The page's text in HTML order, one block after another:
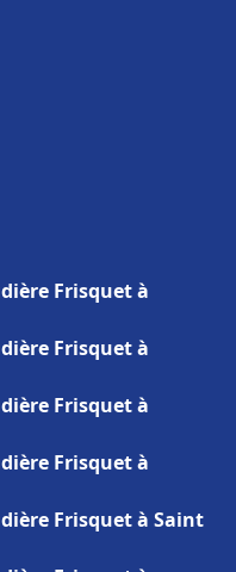
Frisquet à
Frisquet à
Frisquet à
Frisquet à
Frisquet à Saint